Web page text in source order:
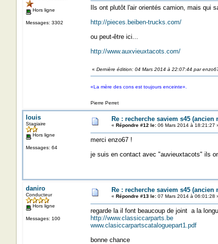
Hors ligne
Messages: 3302
Ils ont plutôt l'air orientés camion, mais qui
http://pieces.beiben-trucks.com/
ou peut-être ici...
http://www.auxvieuxtacots.com/
« Dernière édition: 04 Mars 2014 à 22:07:44 par
«La mère des cons est toujours enceinte».
Pierre Perret
louis
Stagiaire
Hors ligne
Messages: 64
Re : recherche saviem s45 (ancien
« Répondre #12 le:06 Mars 2014 à 18:21:27
merci enzo67 !
je suis en contact avec "auvieuxtacots" ils
daniro
Conducteur
Hors ligne
Messages: 100
Re : recherche saviem s45 (ancien
« Répondre #13 le:07 Mars 2014 à 06:01:28
regarde la il font beaucoup de joint a la
http://www.classiccarparts.be
www.clasiccarpartscataloguepart1.pdf
bonne chance